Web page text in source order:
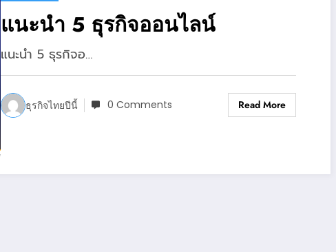
แนะนำ 5 ธุรกิจออนไลน์
แนะนำ 5 ธุรกิจอ…
ธุรกิจไทยปีนี้ 0 Comments Read More